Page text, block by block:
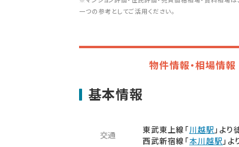
一つの参考としてご活用ください。
物件情報・相場情報
基本情報
交通 東武東上線「川越駅 」よ
西武新宿線「本川越駅 」